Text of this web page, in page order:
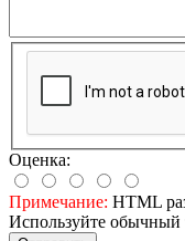
Оценка:
Примечание: HTML
Используйте обычный